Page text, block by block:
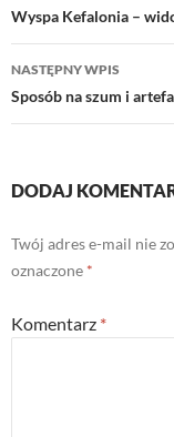
wpisu
Wyspa Kefalonia –
NASTĘPNY WPIS
Sposób na szum i
DODAJ
Twój adres e-mail nie
oznaczone *
Komentarz *